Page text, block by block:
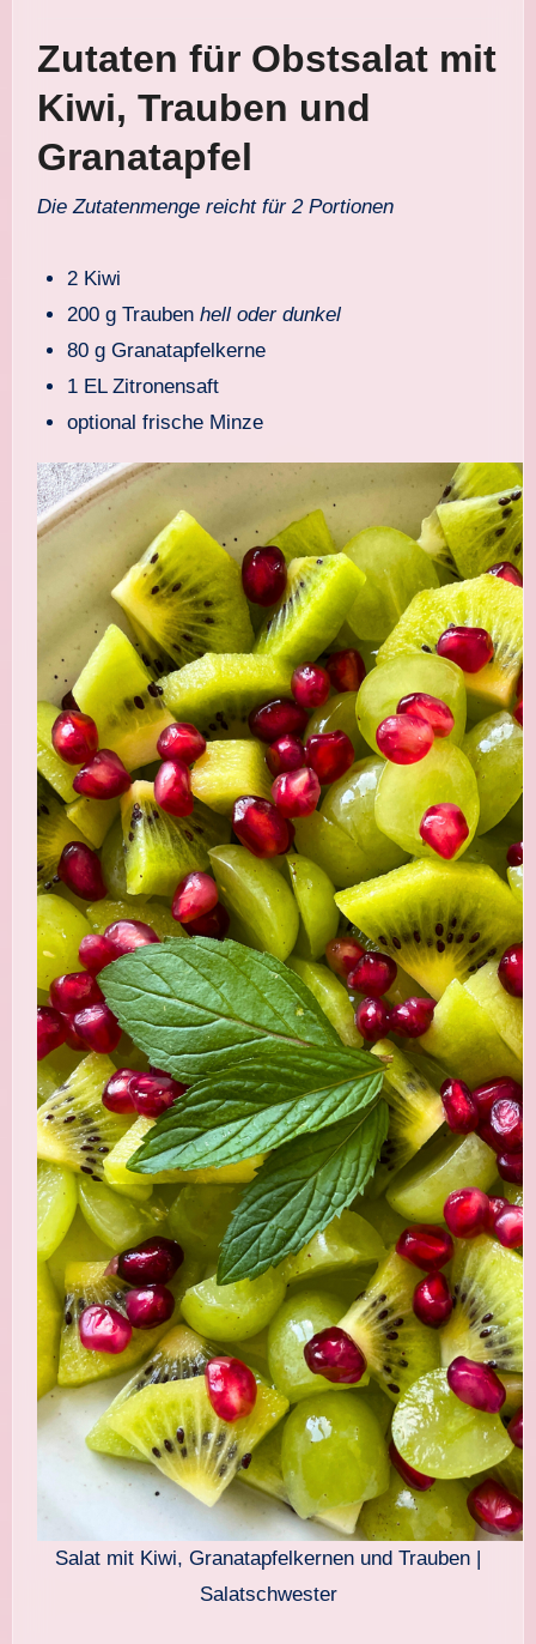
Zutaten für Obstsalat mit
Kiwi, Trauben und
Granatapfel
Die Zutatenmenge reicht für 2 Portionen
2 Kiwi
200 g Trauben hell oder dunkel
80 g Granatapfelkerne
1 EL Zitronensaft
optional frische Minze
Salat mit Kiwi, Granatapfelkernen und Trauben |
Salatschwester